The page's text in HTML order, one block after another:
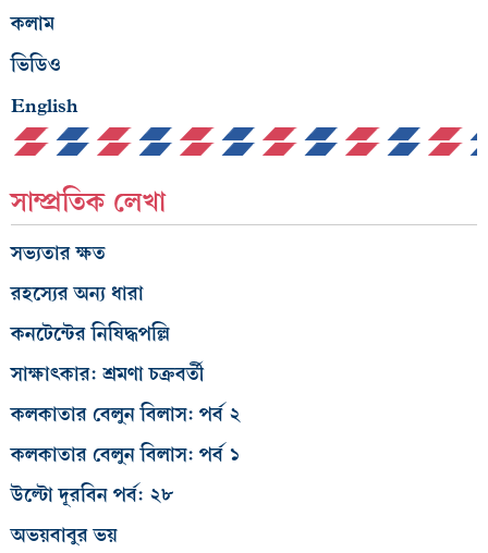
কলাম
ভিডিও
English
সাম্প্রতিক লেখা
সভ্যতার ক্ষত
রহস্যের অন্য ধারা
কনটেন্টের নিষিদ্ধপল্লি
সাক্ষাৎকার: শ্রমণা চক্রবর্তী
কলকাতার বেলুন বিলাস: পর্ব ২
কলকাতার বেলুন বিলাস: পর্ব ১
উল্টো দূরবিন পর্ব: ২৮
অভয়বাবুর ভয়